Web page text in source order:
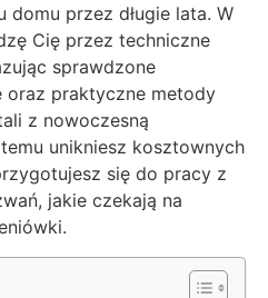
przez długie lata. W
Cię przez techniczne
sprawdzone
oraz praktyczne metody
z nowoczesną
unikniesz kosztownych
się do pracy z
jakie czekają na